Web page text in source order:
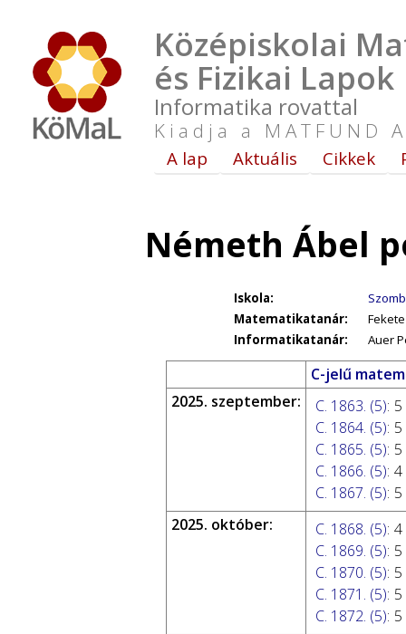
Középiskolai
és Fizikai Lapok
Informatika rovattal
Kiadja a MATFUND
A lap Aktuális Cikkek
Németh Ábel
Iskola:
Matematikatanár:
Informatikatanár:
Auer
C-jelű
2025. szeptember:
C. 1863. (5):
C. 1864. (5):
C. 1865. (5):
C. 1866. (5): 4
C. 1867. (5):
2025. október:
C. 1868. (5): 4
C. 1869. (5):
C. 1870. (5):
C. 1871. (5):
C. 1872. (5):